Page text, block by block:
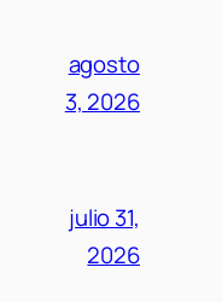
agosto
3, 2026
julio 31,
2026